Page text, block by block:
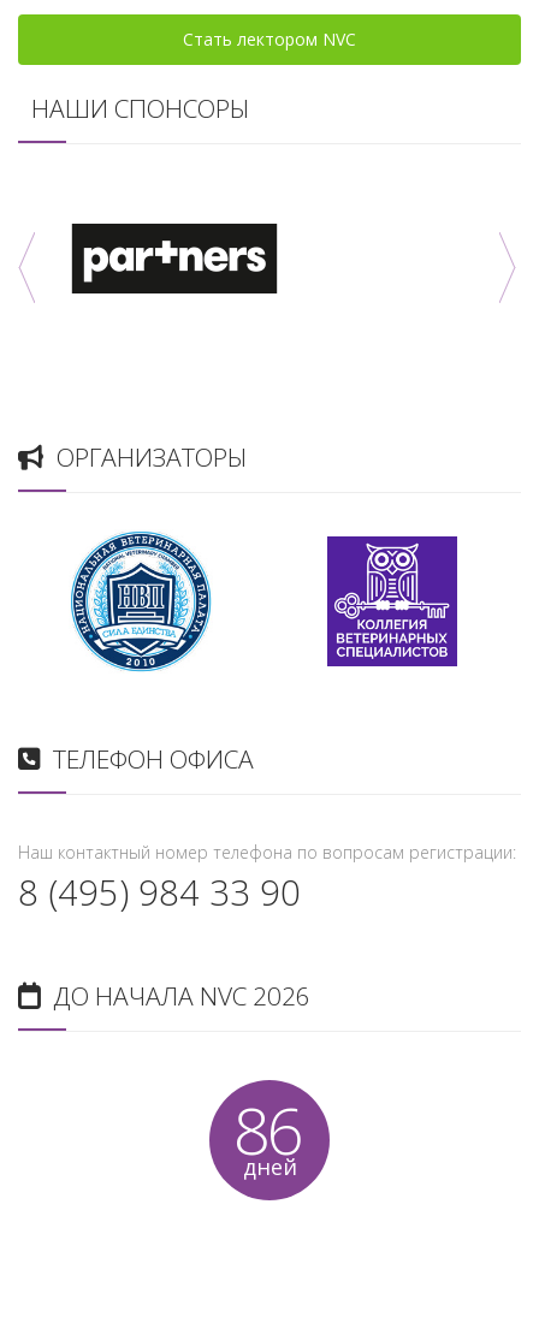
Стать лектором NVC
НАШИ СПОНСОРЫ
ОРГАНИЗАТОРЫ
ТЕЛЕФОН ОФИСА
Наш контактный номер телефона по вопросам регистрации:
8 (495) 984 33 90
ДО НАЧАЛА NVC 2026
86
дней